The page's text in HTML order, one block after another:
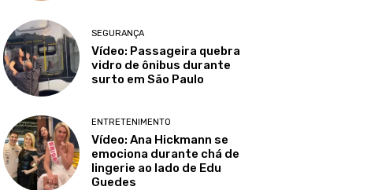
SEGURANÇA
Vídeo: Passageira quebra
vidro de ônibus durante
surto em São Paulo
ENTRETENIMENTO
Vídeo: Ana Hickmann se
emociona durante chá de
lingerie ao lado de Edu
Guedes